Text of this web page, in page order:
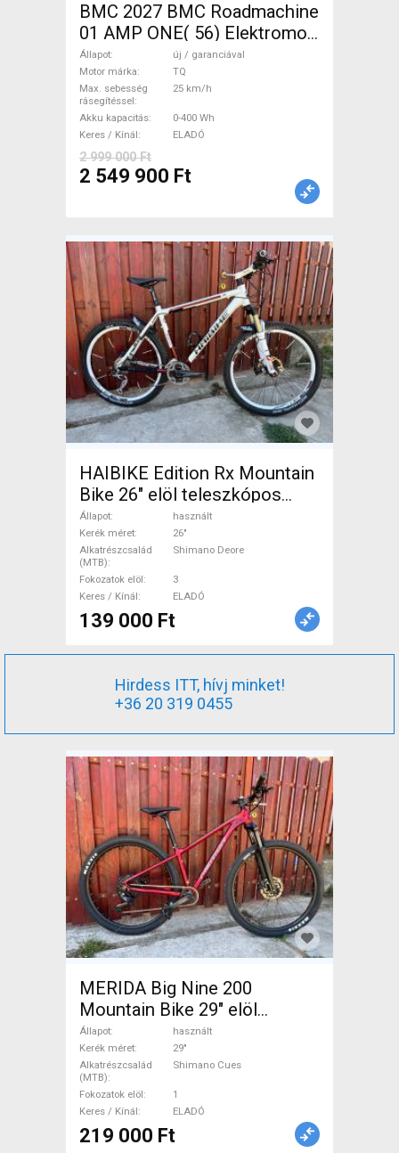
BMC 2027 BMC Roadmachine
01 AMP ONE( 56) Elektromos
Országúti / Gravel TQ új /
garanciával ELADÓ
Állapot
új / garanciával
Motor márka
TQ
Max. sebesség
rásegítéssel
25 km/h
Akku kapacitás
0-400 Wh
Keres / Kínál
ELADÓ
2 999 000 Ft
2 549 900 Ft
HAIBIKE Edition Rx Mountain
Bike 26" elöl teleszkópos
Shimano Deore használt
ELADÓ
Állapot
használt
Kerék méret
26"
Alkatrészcsalád
(MTB)
Shimano Deore
Fokozatok elöl
3
Keres / Kínál
ELADÓ
139 000 Ft
Hirdess ITT, hívj minket!
+36 20 319 0455
MERIDA Big Nine 200
Mountain Bike 29" elöl
teleszkópos Shimano Cues
használt ELADÓ
Állapot
használt
Kerék méret
29"
Alkatrészcsalád
(MTB)
Shimano Cues
Fokozatok elöl
1
Keres / Kínál
ELADÓ
219 000 Ft